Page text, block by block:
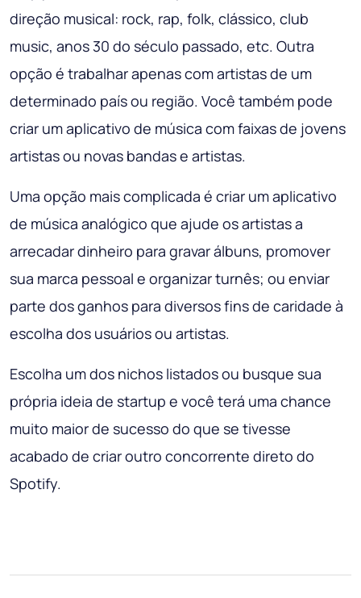
direção musical: rock, rap, folk, clássico, club
music, anos 30 do século passado, etc. Outra
opção é trabalhar apenas com artistas de um
determinado país ou região. Você também pode
criar um aplicativo de música com faixas de jovens
artistas ou novas bandas e artistas.
Uma opção mais complicada é criar um aplicativo
de música analógico que ajude os artistas a
arrecadar dinheiro para gravar álbuns, promover
sua marca pessoal e organizar turnês; ou enviar
parte dos ganhos para diversos fins de caridade à
escolha dos usuários ou artistas.
Escolha um dos nichos listados ou busque sua
própria ideia de startup e você terá uma chance
muito maior de sucesso do que se tivesse
acabado de criar outro concorrente direto do
Spotify.